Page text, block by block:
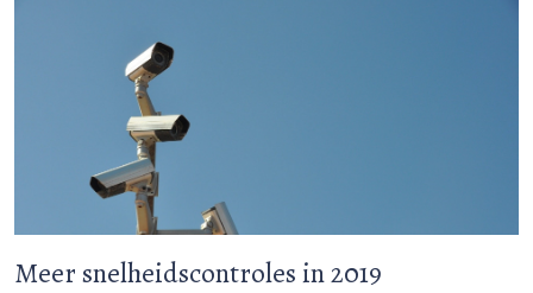
Meer snelheidscontroles in 2019